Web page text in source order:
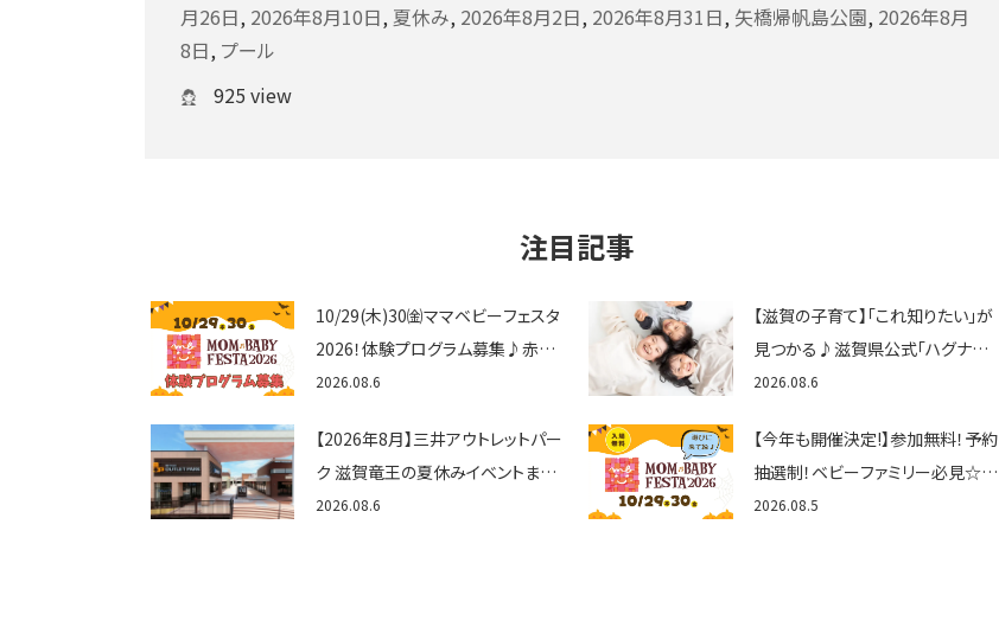
月26日, 2026年8月10日, 夏休み, 2026年8月2日, 2026年8月31日, 矢橋帰帆島公園, 2026年8月
8日, プール
925 view
注目記事
10/29(木)30㈮ママベビーフェスタ
2026！体験プログラム募集♪赤ち
ゃん向けイベントに出演しません
2026.08.6
【滋賀の子育て】「これ知りたい」が
見つかる♪滋賀県公式「ハグナビ
しが」使ってる？おでかけ・制度・子
2026.08.6
【2026年8月】三井アウトレットパー
ク 滋賀竜王の夏休みイベントまと
め！びしょぬれ水あそび・激辛グル
2026.08.6
【今年も開催決定!】参加無料！予約
抽選制！ベビーファミリー必見☆入
場無料☆10/29(木)30(金)ママベ
2026.08.5